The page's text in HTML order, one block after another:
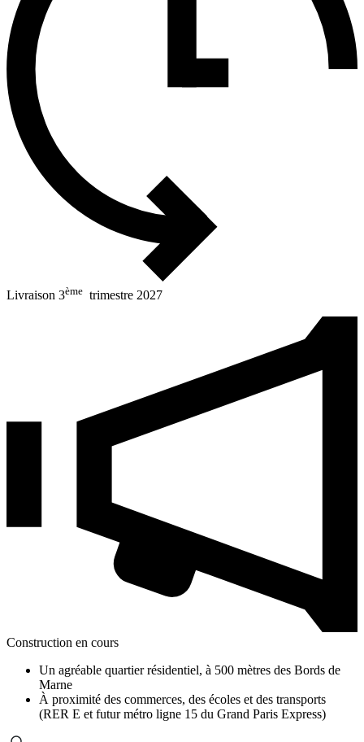
Livraison 3ème trimestre 2027
Construction en cours
Un agréable quartier résidentiel, à 500 mètres des Bords de
Marne
À proximité des commerces, des écoles et des transports
(RER E et futur métro ligne 15 du Grand Paris Express)